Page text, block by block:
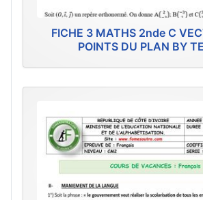
FICHE 3 MATHS 2nde C
POINTS DU PLAN BY